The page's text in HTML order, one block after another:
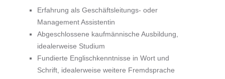
Erfahrung als Geschäftsleitungs- oder
Management Assistentin
Abgeschlossene kaufmännische Ausbildung,
idealerweise Studium
Fundierte Englischkenntnisse in Wort und
Schrift, idealerweise weitere Fremdsprache